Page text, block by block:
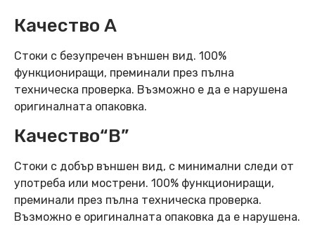
Качество А
Стоки с безупречен външен вид. 100%
функциониращи, преминали през пълна
техническа проверка. Възможно е да е нарушена
оригиналната опаковка.
Качество“B”
Стоки с добър външен вид, с минимални следи от
употреба или мострени. 100% функциониращи,
преминали през пълна техническа проверка.
Възможно е оригиналната опаковка да е нарушена.